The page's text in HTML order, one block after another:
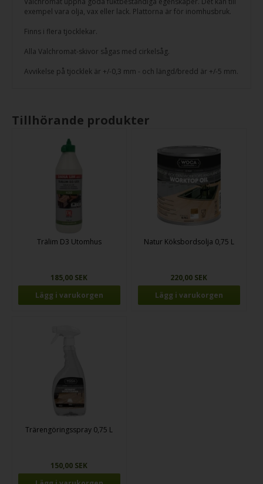
exempel vara olja, vax eller lack. Plattorna är för inomhusbruk.
Finns i flera tjocklekar.
Alla Valchromat-skivor sågas med cirkelsåg.
Avvikelse på tjocklek är +/-0,3 mm - och längd/bredd är +/-5 mm.
Tillhörande produkter
Trälim D3 Utomhus
185,00 SEK
Natur Köksbordsolja 0,75 L
220,00 SEK
Trärengöringsspray 0,75 L
150,00 SEK